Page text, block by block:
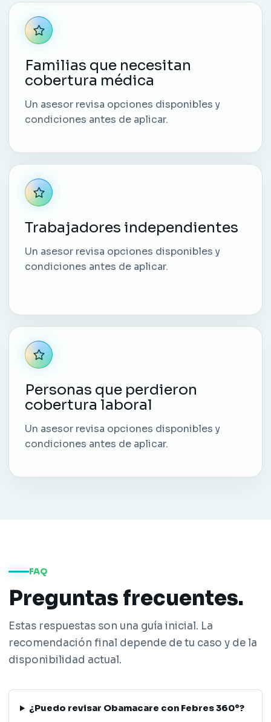
Familias que necesitan
cobertura médica
Un asesor revisa opciones disponibles y
condiciones antes de aplicar.
Trabajadores independientes
Un asesor revisa opciones disponibles y
condiciones antes de aplicar.
Personas que perdieron
cobertura laboral
Un asesor revisa opciones disponibles y
condiciones antes de aplicar.
FAQ
Preguntas frecuentes.
Estas respuestas son una guía inicial. La
recomendación final depende de tu caso y de la
disponibilidad actual.
¿Puedo revisar Obamacare con Febres 360°?